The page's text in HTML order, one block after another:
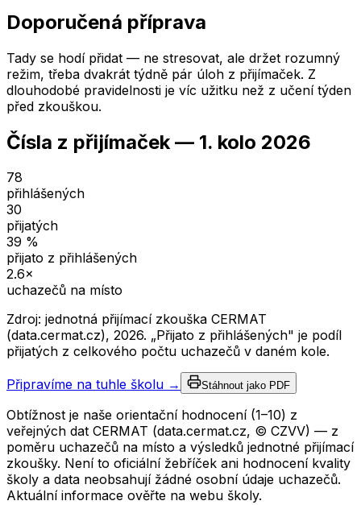
Doporučená příprava
Tady se hodí přidat — ne stresovat, ale držet rozumný
režim, třeba dvakrát týdně pár úloh z přijímaček. Z
dlouhodobé pravidelnosti je víc užitku než z učení týden
před zkouškou.
Čísla z přijímaček — 1. kolo 2026
78
přihlášených
30
přijatých
39 %
přijato z přihlášených
2.6×
uchazečů na místo
Zdroj: jednotná přijímací zkouška CERMAT
(data.cermat.cz), 2026. „Přijato z přihlášených" je podíl
přijatých z celkového počtu uchazečů v daném kole.
Připravíme na tuhle školu → Stáhnout jako PDF
Obtížnost je naše orientační hodnocení (1–10) z
veřejných dat CERMAT (data.cermat.cz, © CZVV) — z
poměru uchazečů na místo a výsledků jednotné přijímací
zkoušky. Není to oficiální žebříček ani hodnocení kvality
školy a data neobsahují žádné osobní údaje uchazečů.
Aktuální informace ověřte na webu školy.